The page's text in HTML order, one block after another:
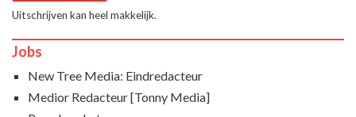
Uitschrijven kan heel makkelijk.
Jobs
New Tree Media: Eindredacteur
Medior Redacteur [Tonny Media]